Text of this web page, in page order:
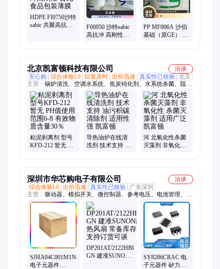
HDPE FI0750沙特
sabic 共聚高抗冲
F00950 沙特sabic
高抗冲 高刚性
PP MF006A 沙伯
基础（原GE） 玻
北京凯富顿科技有限公司
洽谈
安心购
综合体验L0 回复及时 出价迅速 真实性已核验 北京
主营： 锅炉清洗、空调水系统、焦炭钝化剂、水系统杀菌、阻垢
分散剂、洗涤高温水、粉尘抑制剂、脱硫增效剂、在线清洗剂、
氧化除藻剂、杀菌灭藻剂、水系统管道、无二氧化氯、空调冷凝
器、金属表面油污、清除附着藻类、烟气湿法脱硫、高电导反渗
透、通风系统清洗、空调风机盘管、导热油炉清洗、玻璃鳞片胶
泥、烟气脱硫脱硝、锅炉除垢除锈、填料水垢清洗
粘泥剥离剂 型号
KFD-212 暂无 PH
导热油炉在线清
洗剂 技术支持 油
河 北氧化性杀菌
灭藻剂 非氧化性
深圳市华芯购电子有限公司
洽谈
综合体验L0 出价迅速 真实性已核验
广东深圳
主营： 驱动器、模拟开关、微控制器、参考电压、电池管理、视
频开关ic、仪表放大器、音频放大器、开关稳压器、数字隔离
器、精密放大器、运算放大器、点火控制器、开关控制器、可编
程门阵列、接口集成电路、电容电阻
SJHA04C001M1N46
电子元器件
DP201AT/2122HBL
GN 建准SUNON
SY8286CRAC 电
子元器件 矽力杰